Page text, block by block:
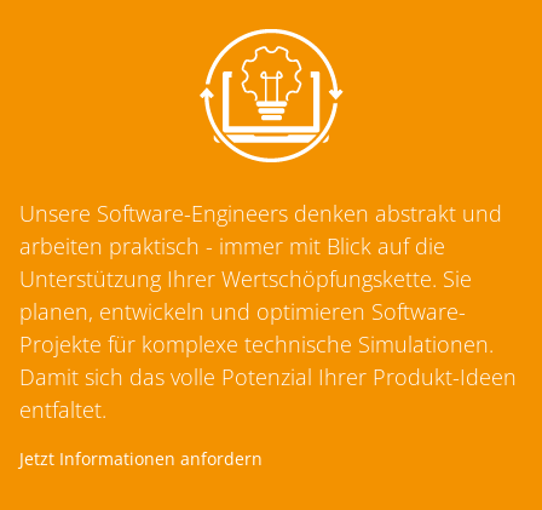
Unsere Software-Engineers denken abstrakt und
arbeiten praktisch - immer mit Blick auf die
Unterstützung Ihrer Wertschöpfungskette. Sie
planen, entwickeln und optimieren Software-
Projekte für komplexe technische Simulationen.
Damit sich das volle Potenzial Ihrer Produkt-Ideen
entfaltet.
Jetzt Informationen anfordern